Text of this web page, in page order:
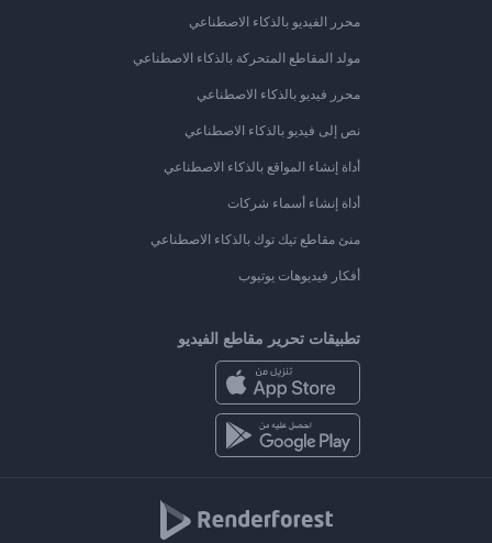
محرر الفيديو بالذكاء الاصطناعي
مولد المقاطع المتحركة بالذكاء الاصطناعي
محرر فيديو بالذكاء الاصطناعي
نص إلى فيديو بالذكاء الاصطناعي
أداة إنشاء المواقع بالذكاء الاصطناعي
أداة إنشاء أسماء شركات
منئ مقاطع تيك توك بالذكاء الاصطناعي
أفكار فيديوهات يوتيوب
تطبيقات تحرير مقاطع الفيديو